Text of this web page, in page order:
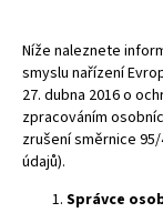
Níže naleznete
smyslu nařízení
27. dubna 2016 o
zpracováním
zrušení směrnice
údajů).
Správce